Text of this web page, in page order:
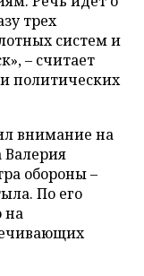
трех
систем и
– считает
политических
внимание на
Валерия
обороны –
По его
на